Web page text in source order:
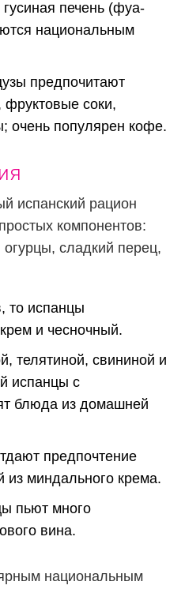
печень (фуа-
национальным
предпочитают
соки,
очень популярен кофе.
испанский рацион
компонентов:
сладкий перец,
то испанцы
и чесночный.
телятиной, свининой и
испанцы с
блюда из домашней
предпочтение
из миндального крема.
пьют много
вина.
национальным